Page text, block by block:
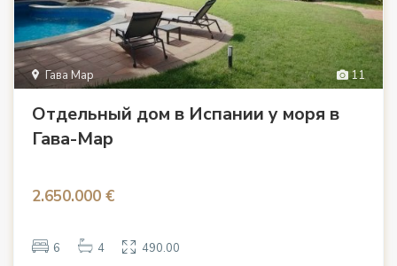
11
Гава Мар
Отдельный дом в Испании у моря в
Гава-Мар
2.650.000 €
6 4 490.00